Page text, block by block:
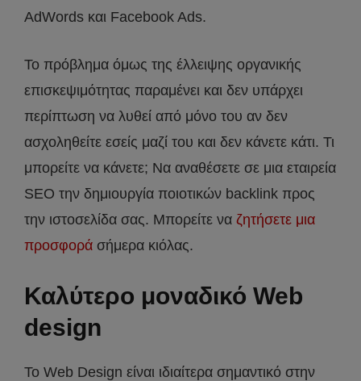
AdWords και Facebook Ads.
Το πρόβλημα όμως της έλλειψης οργανικής
επισκεψιμότητας παραμένει και δεν υπάρχει
περίπτωση να λυθεί από μόνο του αν δεν
ασχοληθείτε εσείς μαζί του και δεν κάνετε κάτι. Τι
μπορείτε να κάνετε; Να αναθέσετε σε μια εταιρεία
SEO την δημιουργία ποιοτικών backlink προς
την ιστοσελίδα σας. Μπορείτε να ζητήσετε μια
προσφορά σήμερα κιόλας.
Καλύτερο μοναδικό Web
design
Το Web Design είναι ιδιαίτερα σημαντικό στην